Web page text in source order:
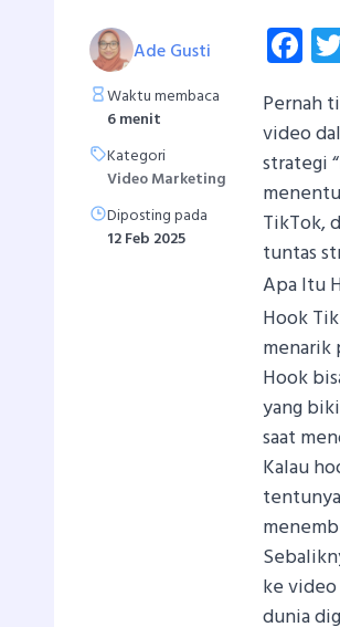
Ade Gusti
Waktu membaca
6 menit
Kategori
Video Marketing
Diposting pada
12 Feb 2025
Pernah
video
strategi
TikTok,
tuntas
Apa Itu
Hook
menarik
Hook
yang
saat
Kalau
ke
dunia